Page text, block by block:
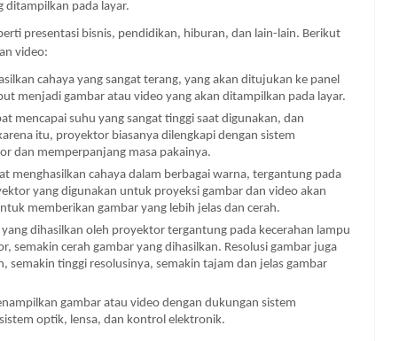
ditampilkan pada layar.
presentasi bisnis, pendidikan, hiburan, dan lain-lain. Berikut
video:
cahaya yang sangat terang, yang akan ditujukan ke panel
menjadi gambar atau video yang akan ditampilkan pada layar.
mencapai suhu yang sangat tinggi saat digunakan, dan
itu, proyektor biasanya dilengkapi dengan sistem
dan memperpanjang masa pakainya.
menghasilkan cahaya dalam berbagai warna, tergantung pada
yang digunakan untuk proyeksi gambar dan video akan
memberikan gambar yang lebih jelas dan cerah.
dihasilkan oleh proyektor tergantung pada kecerahan lampu
semakin cerah gambar yang dihasilkan. Resolusi gambar juga
semakin tinggi resolusinya, semakin tajam dan jelas gambar
gambar atau video dengan dukungan sistem
optik, lensa, dan kontrol elektronik.